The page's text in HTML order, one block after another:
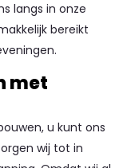
langs in onze
bereikt
met
u kunt ons
wij tot in